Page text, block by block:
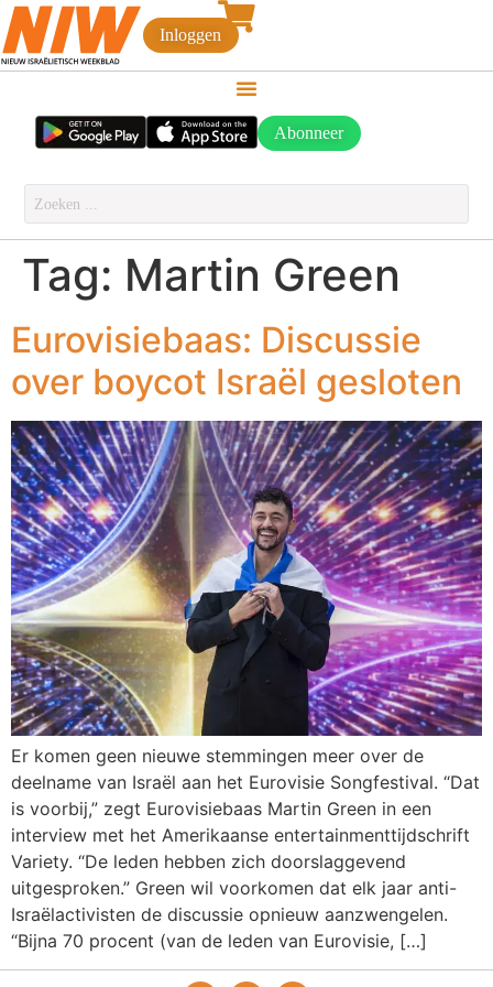
Inloggen
Abonneer
Tag: Martin Green
Eurovisiebaas: Discussie
over boycot Israël gesloten
Er komen geen nieuwe stemmingen meer over de
deelname van Israël aan het Eurovisie Songfestival. “Dat
is voorbij,” zegt Eurovisiebaas Martin Green in een
interview met het Amerikaanse entertainmenttijdschrift
Variety. “De leden hebben zich doorslaggevend
uitgesproken.” Green wil voorkomen dat elk jaar anti-
Israëlactivisten de discussie opnieuw aanzwengelen.
“Bijna 70 procent (van de leden van Eurovisie, […]